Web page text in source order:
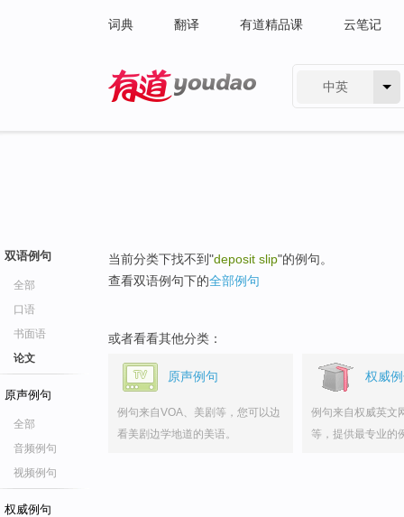
词典 翻译 有道精品课 云笔记
中英
双语例句
全部
口语
书面语
论文
原声例句
全部
音频例句
视频例句
权威例句
当前分类下找不到"deposit slip"的例句。
查看双语例句下的全部例句
或者看看其他分类：
原声例句
例句来自VOA、美剧等，您可以边
看美剧边学地道的美语。
权威
例句来自权威英文
等，提供最专业的